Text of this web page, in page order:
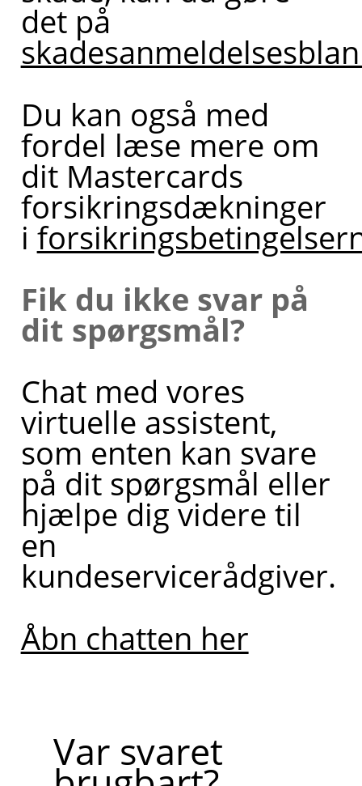
det på
Du kan også med
fordel læse mere om
dit Mastercards
forsikringsdækninger
i
Fik du ikke svar på
dit spørgsmål?
Chat med vores
virtuelle assistent,
som enten kan svare
på dit spørgsmål eller
hjælpe dig videre til
en
kundeservicerådgiver.
Åbn chatten her
Var svaret